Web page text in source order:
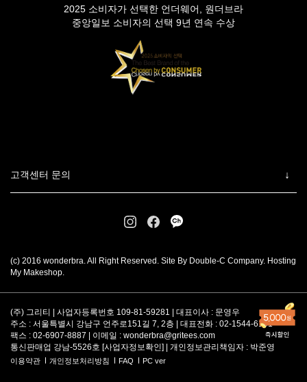
2025 소비자가 선택한 언더웨어, 원더브라
중앙일보 소비자의 선택 9년 연속 수상
고객센터 문의
(c) 2016 wonderbra. All Right Reserved. Site By Double-C Company. Hosting
My Makeshop.
(주) 그리티 | 사업자등록번호 109-81-59281 | 대표이사 : 문영우
주소 : 서울특별시 강남구 언주로151길 7, 2층 | 대표전화 : 02-1544-6101
팩스 : 02-6907-8887 | 이메일 : wonderbra@gritees.com
통신판매업 강남-5526호 [사업자정보확인] | 개인정보관리책임자 : 박준영
이용약관 개인정보처리방침 FAQ PC ver